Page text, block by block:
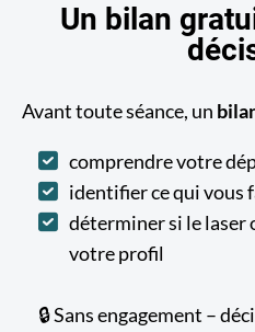
Un bilan
Avant toute séance, un
comprendre votre
identifier ce qui vous
déterminer si le laser
votre profil
🔒 Sans engagement –